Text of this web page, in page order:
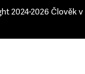
2024-2026 Člověk v